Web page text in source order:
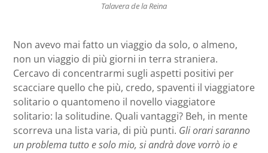
Talavera de la Reina
Non avevo mai fatto un viaggio da solo, o almeno,
non un viaggio di più giorni in terra straniera.
Cercavo di concentrarmi sugli aspetti positivi per
scacciare quello che più, credo, spaventi il viaggiatore
solitario o quantomeno il novello viaggiatore
solitario: la solitudine. Quali vantaggi? Beh, in mente
scorreva una lista varia, di più punti. Gli orari saranno
un problema tutto e solo mio, si andrà dove vorrò io e